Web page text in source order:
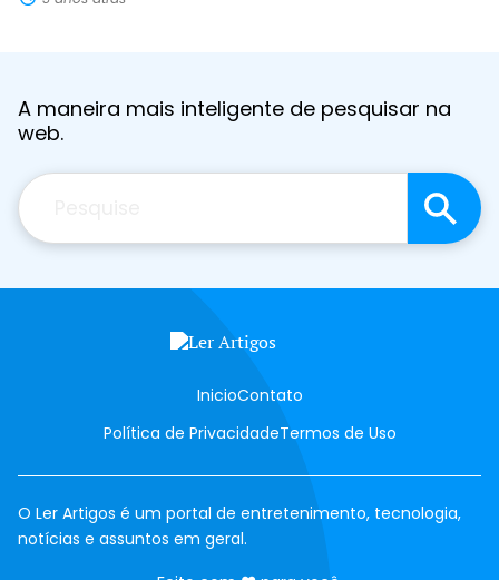
mercado, pode ser difícil decidir...
A maneira mais inteligente de pesquisar na
web.
Pesquisar
InicioContato
Política de PrivacidadeTermos de Uso
O Ler Artigos é um portal de entretenimento, tecnologia,
notícias e assuntos em geral.